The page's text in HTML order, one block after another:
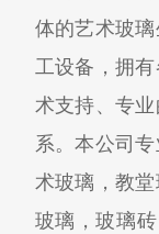
体的艺术玻
工设备，拥
术支持、专
系。本公司
术玻璃，教
玻璃，玻璃